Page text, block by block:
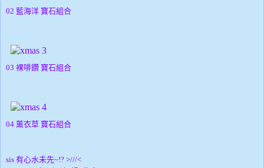
02 藍海洋 寶石組合
03 裸啡鑽 寶石組合
04 薰衣草 寶石組合
sis 有心水未先~!? >///<